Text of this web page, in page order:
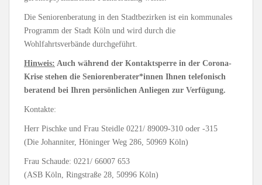
Die Seniorenberatung in den Stadtbezirken ist ein kommunales
Programm der Stadt Köln und wird durch die
Wohlfahrtsverbände durchgeführt.
Hinweis: Auch während der Kontaktsperre in der Corona-
Krise stehen die Seniorenberater*innen Ihnen telefonisch
beratend bei Ihren persönlichen Anliegen zur Verfügung.
Kontakte:
Herr Pischke und Frau Steidle 0221/ 89009-310 oder -315
(Die Johanniter, Höninger Weg 286, 50969 Köln)
Frau Schaude: 0221/ 66007 653
(ASB Köln, Ringstraße 28, 50996 Köln)